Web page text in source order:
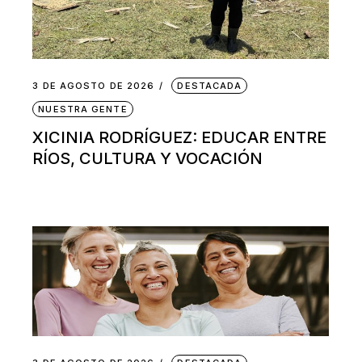
3 DE AGOSTO DE 2026 DESTACADA
NUESTRA GENTE
XICINIA RODRÍGUEZ: EDUCAR ENTRE
RÍOS, CULTURA Y VOCACIÓN